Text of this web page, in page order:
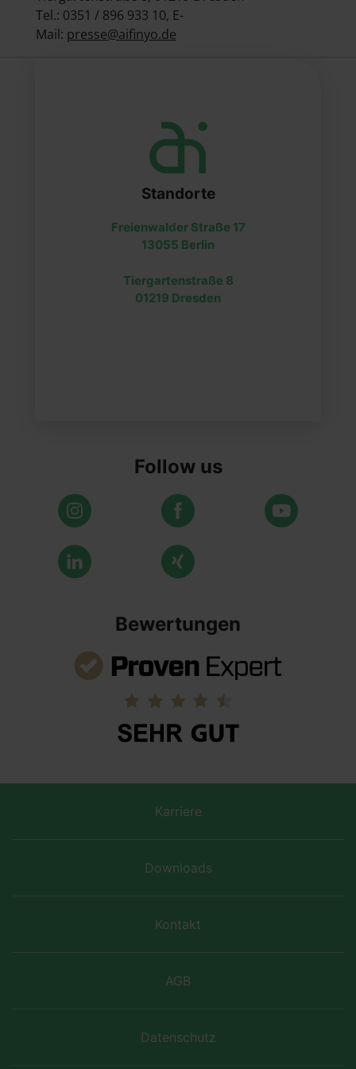
Tel.: 0351 / 896 933 10, E-
Mail: presse@aifinyo.de
Standorte
Freienwalder Straße 17
13055 Berlin
Tiergartenstraße 8
01219 Dresden
Follow us
Bewertungen
Karriere
Downloads
Kontakt
AGB
Datenschutz